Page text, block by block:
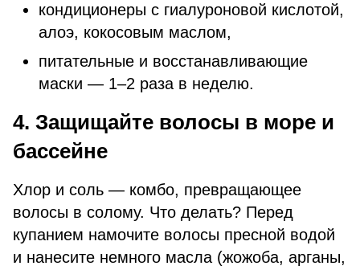
кондиционеры с гиалуроновой кислотой,
алоэ, кокосовым маслом,
питательные и восстанавливающие
маски — 1–2 раза в неделю.
4. Защищайте волосы в море и
бассейне
Хлор и соль — комбо, превращающее
волосы в солому. Что делать? Перед
купанием намочите волосы пресной водой
и нанесите немного масла (жожоба, арганы,